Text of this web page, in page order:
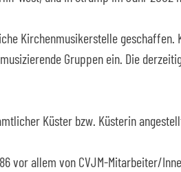
Kirchenmusikerstelle
Gruppen ein. Die
Küster bzw. Küsterin
vor allem von CVJM-Mitarbeiter/